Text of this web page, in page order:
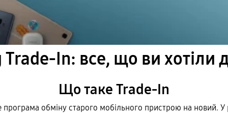
In: все, що ви хотіли
Що таке Trade-In
обміну старого мобільного пристрою на новий. У